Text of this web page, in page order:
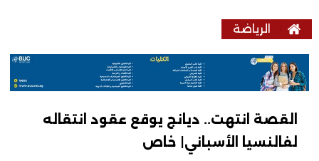
الرياضة
القصة انتهت.. ديانج يوقع عقود انتقاله
لفالنسيا الأسباني| خاص